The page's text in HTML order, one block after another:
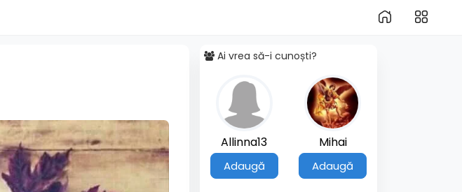
Ai vrea să-i cunoști?
Allinna13
Adaugă
Mihai
Adaugă